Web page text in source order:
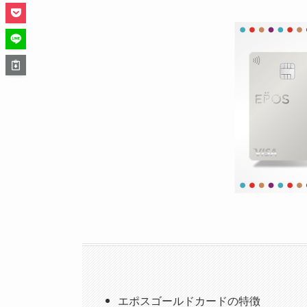
エポスゴールドカードの特徴